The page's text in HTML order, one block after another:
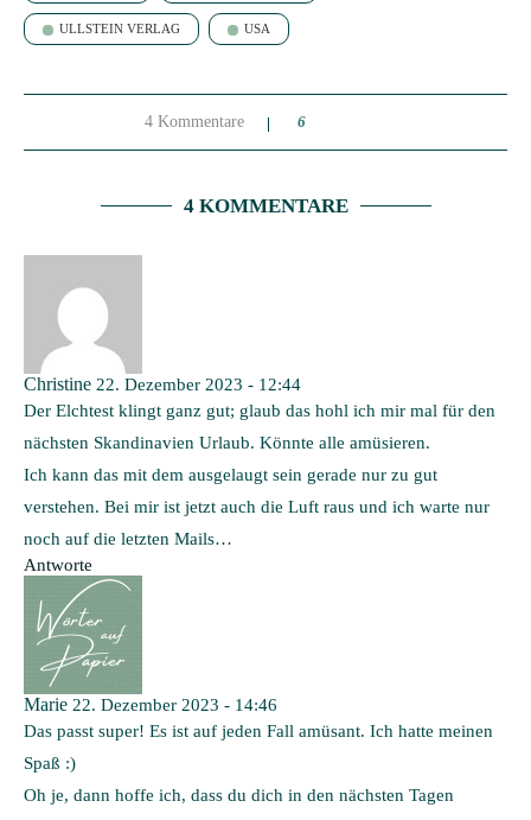
ULLSTEIN VERLAG USA
4 Kommentare 6
4 KOMMENTARE
Christine 22. Dezember 2023 - 12:44
Der Elchtest klingt ganz gut; glaub das hohl ich mir mal für den
nächsten Skandinavien Urlaub. Könnte alle amüsieren.
Ich kann das mit dem ausgelaugt sein gerade nur zu gut
verstehen. Bei mir ist jetzt auch die Luft raus und ich warte nur
noch auf die letzten Mails…
Antworte
Marie 22. Dezember 2023 - 14:46
Das passt super! Es ist auf jeden Fall amüsant. Ich hatte meinen
Spaß :)
Oh je, dann hoffe ich, dass du dich in den nächsten Tagen